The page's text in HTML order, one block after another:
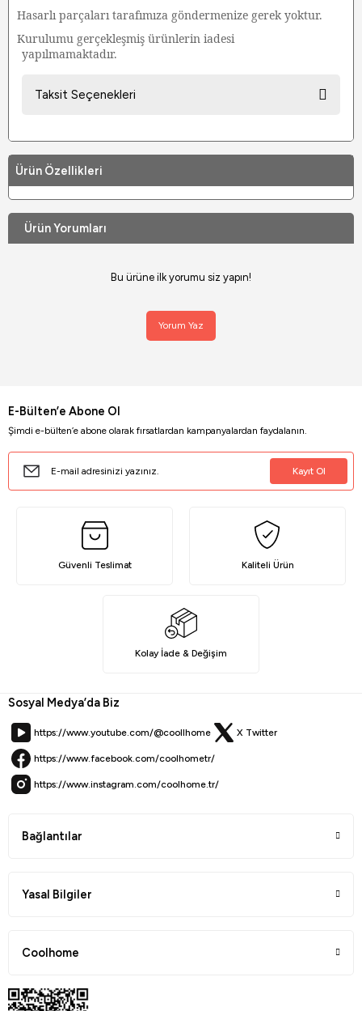
Hasarlı parçaları tarafımıza göndermenize gerek yoktur.
Kurulumu gerçekleşmiş ürünlerin iadesi
yapılmamaktadır.
Taksit Seçenekleri
Ürün Özellikleri
Ürün Yorumları
Bu ürüne ilk yorumu siz yapın!
Yorum Yaz
E-Bülten’e Abone Ol
Şimdi e-bülten’e abone olarak fırsatlardan kampanyalardan faydalanın.
Kayıt Ol
Güvenli Teslimat Kaliteli Ürün
Kolay İade & Değişim
Sosyal Medya’da Biz
https://www.youtube.com/@coollhome X Twitter
https://www.facebook.com/coolhometr/
https://www.instagram.com/coolhome.tr/
Bağlantılar
Yasal Bilgiler
Coolhome